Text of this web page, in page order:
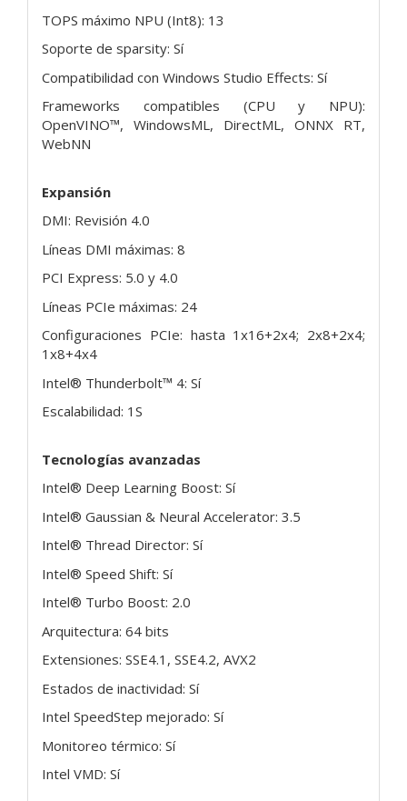
TOPS máximo NPU (Int8): 13
Soporte de sparsity: Sí
Compatibilidad con Windows Studio Effects: Sí
Frameworks compatibles (CPU y NPU):
OpenVINO™, WindowsML, DirectML, ONNX RT,
WebNN
Expansión
DMI: Revisión 4.0
Líneas DMI máximas: 8
PCI Express: 5.0 y 4.0
Líneas PCIe máximas: 24
Configuraciones PCIe: hasta 1x16+2x4; 2x8+2x4;
1x8+4x4
Intel® Thunderbolt™ 4: Sí
Escalabilidad: 1S
Tecnologías avanzadas
Intel® Deep Learning Boost: Sí
Intel® Gaussian & Neural Accelerator: 3.5
Intel® Thread Director: Sí
Intel® Speed Shift: Sí
Intel® Turbo Boost: 2.0
Arquitectura: 64 bits
Extensiones: SSE4.1, SSE4.2, AVX2
Estados de inactividad: Sí
Intel SpeedStep mejorado: Sí
Monitoreo térmico: Sí
Intel VMD: Sí